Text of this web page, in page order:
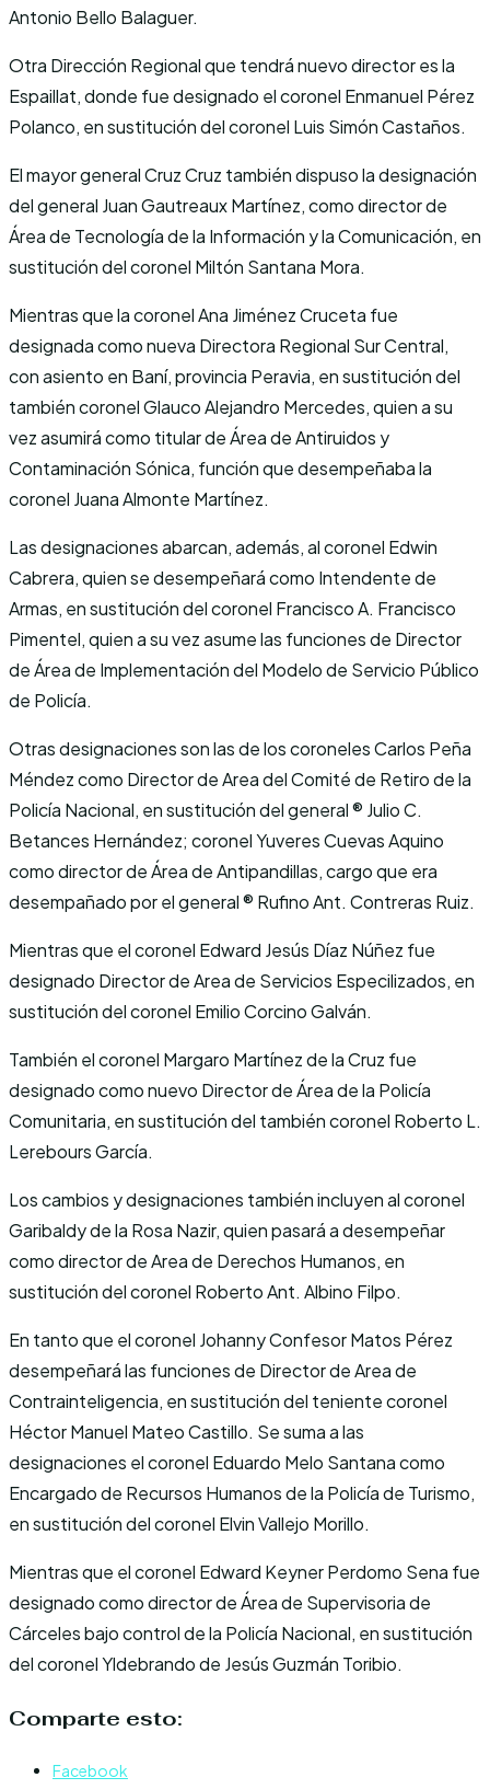
Antonio Bello Balaguer.
Otra Dirección Regional que tendrá nuevo director es la
Espaillat, donde fue designado el coronel Enmanuel Pérez
Polanco, en sustitución del coronel Luis Simón Castaños.
El mayor general Cruz Cruz también dispuso la designación
del general Juan Gautreaux Martínez, como director de
Área de Tecnología de la Información y la Comunicación, en
sustitución del coronel Miltón Santana Mora.
Mientras que la coronel Ana Jiménez Cruceta fue
designada como nueva Directora Regional Sur Central,
con asiento en Baní, provincia Peravia, en sustitución del
también coronel Glauco Alejandro Mercedes, quien a su
vez asumirá como titular de Área de Antiruidos y
Contaminación Sónica, función que desempeñaba la
coronel Juana Almonte Martínez.
Las designaciones abarcan, además, al coronel Edwin
Cabrera, quien se desempeñará como Intendente de
Armas, en sustitución del coronel Francisco A. Francisco
Pimentel, quien a su vez asume las funciones de Director
de Área de Implementación del Modelo de Servicio Público
de Policía.
Otras designaciones son las de los coroneles Carlos Peña
Méndez como Director de Area del Comité de Retiro de la
Policía Nacional, en sustitución del general ®️ Julio C.
Betances Hernández; coronel Yuveres Cuevas Aquino
como director de Área de Antipandillas, cargo que era
desempañado por el general ®️ Rufino Ant. Contreras Ruiz.
Mientras que el coronel Edward Jesús Díaz Núñez fue
designado Director de Area de Servicios Especilizados, en
sustitución del coronel Emilio Corcino Galván.
También el coronel Margaro Martínez de la Cruz fue
designado como nuevo Director de Área de la Policía
Comunitaria, en sustitución del también coronel Roberto L.
Lerebours García.
Los cambios y designaciones también incluyen al coronel
Garibaldy de la Rosa Nazir, quien pasará a desempeñar
como director de Area de Derechos Humanos, en
sustitución del coronel Roberto Ant. Albino Filpo.
En tanto que el coronel Johanny Confesor Matos Pérez
desempeñará las funciones de Director de Area de
Contrainteligencia, en sustitución del teniente coronel
Héctor Manuel Mateo Castillo. Se suma a las
designaciones el coronel Eduardo Melo Santana como
Encargado de Recursos Humanos de la Policía de Turismo,
en sustitución del coronel Elvin Vallejo Morillo.
Mientras que el coronel Edward Keyner Perdomo Sena fue
designado como director de Área de Supervisoria de
Cárceles bajo control de la Policía Nacional, en sustitución
del coronel Yldebrando de Jesús Guzmán Toribio.
Comparte esto:
Facebook